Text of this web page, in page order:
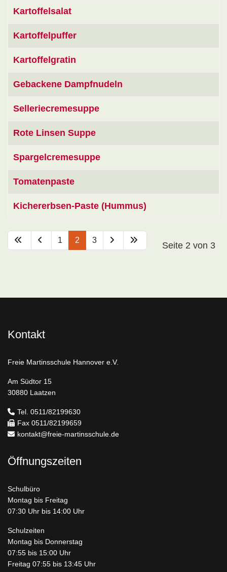
Kartoffelsalat
Kartoffelpuffer
Kartoffelgratin
Gebackene Dampfnudeln
Selleriecremesuppe
Rote Linsen Suppe
Spargelcremesuppe
Tomatenpaste
Kichererbsen-Paste (Hummus)
Seite 2 von 3
1 2 3
Kontakt
Freie Martinsschule Hannover e.V.
Am Südtor 15
30880 Laatzen
Tel. 0511/82199630
Fax 0511/82199659
kontakt@freie-martinsschule.de
Öffnungszeiten
Schulbüro
Montag bis Freitag
07:30 Uhr bis 14:00 Uhr
Schulzeiten
Montag bis Donnerstag
07:55 bis 15:00 Uhr
Freitag 07:55 bis 13:45 Uhr